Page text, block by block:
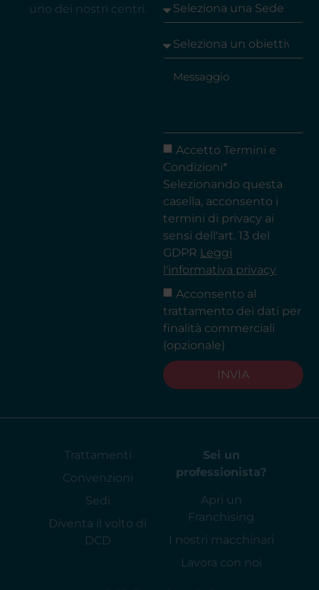
uno dei nostri centri.
Accetto Termini e
Condizioni*
Selezionando questa
casella, acconsento i
termini di privacy ai
sensi dell'art. 13 del
GDPR Leggi
l'informativa privacy
Acconsento al
trattamento dei dati per
finalità commerciali
(opzionale)
INVIA
Trattamenti
Convenzioni
Sedi
Diventa il volto di
DCD
Sei un
professionista?
Apri un
Franchising
I nostri macchinari
Lavora con noi